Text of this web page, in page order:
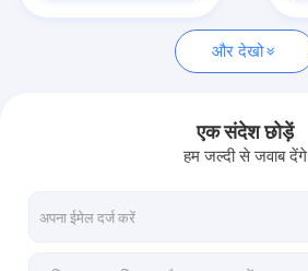
ग्लास सिलिकॉन सीलेंट
एल्यूमिनियम विंडो स्पेसर
और देखो
एक संदेश छोड़ें
हम जल्दी से जवाब देंगे